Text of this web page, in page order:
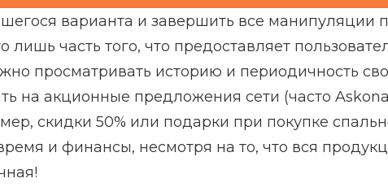
варианта и завершить все манипуляции
лишь часть того, что предоставляет
просматривать историю и периодичность
на акционные предложения сети (часто
скидки 50% или подарки при покупке
и финансы, несмотря на то, что вся